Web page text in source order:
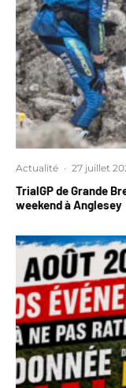
Actualité · 27 juillet
TrialGP de Grande
weekend à Anglesey